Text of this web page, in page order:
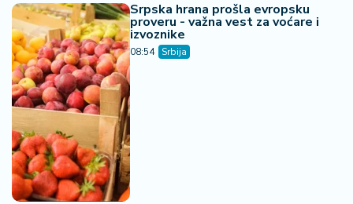
Srpska hrana prošla evropsku
proveru - važna vest za voćare i
izvoznike
08:54 Srbija